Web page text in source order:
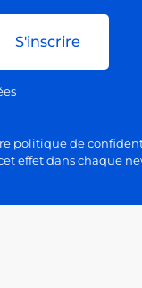
S'inscrire
politique de
effet dans chaque